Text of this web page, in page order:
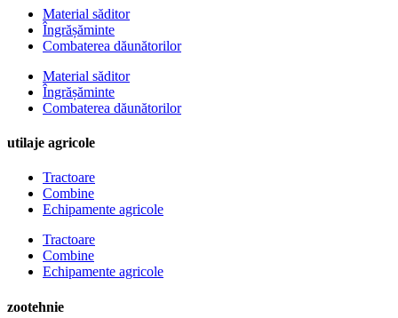
Material săditor
Îngrășăminte
Combaterea dăunătorilor
Material săditor
Îngrășăminte
Combaterea dăunătorilor
utilaje agricole
Tractoare
Combine
Echipamente agricole
Tractoare
Combine
Echipamente agricole
zootehnie